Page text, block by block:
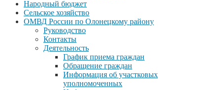
Народный бюджет
Сельское хозяйство
ОМВД России по Олонецкому району
Руководство
Контакты
Деятельность
График приема граждан
Обращение граждан
Информация об участковых
уполномоченных